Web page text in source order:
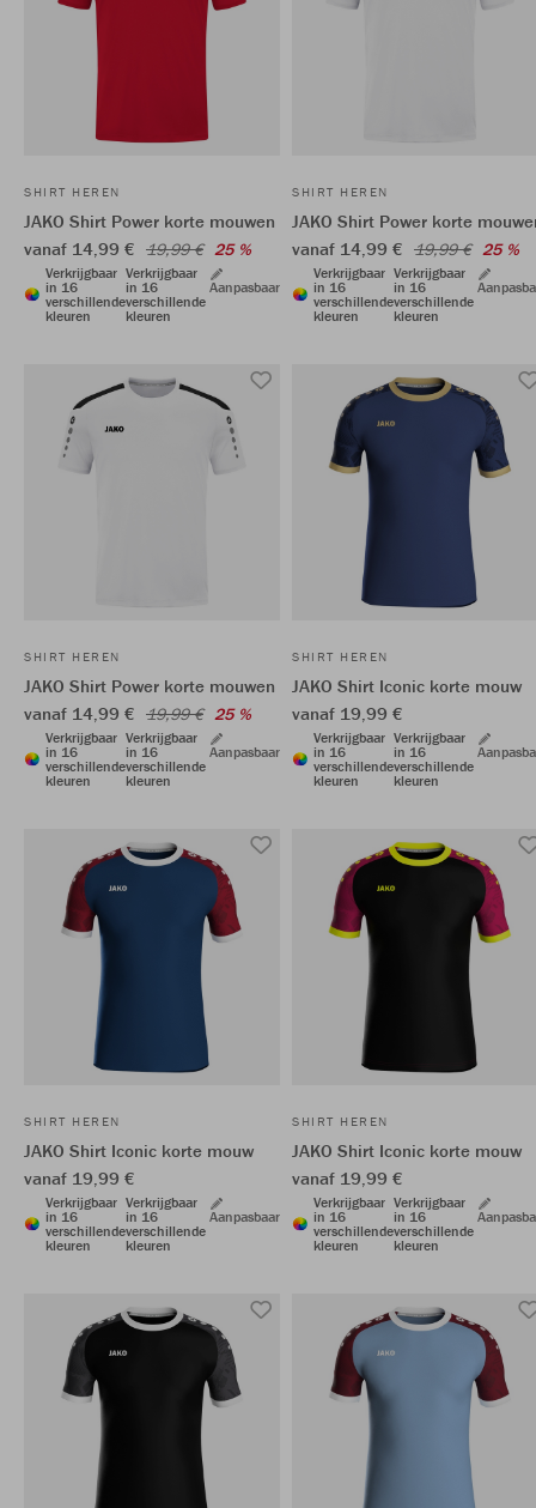
SHIRT HEREN
JAKO Shirt Power korte mouwen
vanaf 14,99 € 19,99 € 25 %
Verkrijgbaar
in 16
verschillende
kleuren
Verkrijgbaar
in 16
verschillende
kleuren
Aanpasbaar
SHIRT HEREN
JAKO Shirt Power korte
vanaf 14,99 € 19,99 € 25 %
Verkrijgbaar
in 16
verschillende
kleuren
Verkrijgbaar
in 16
verschillende
kleuren
SHIRT HEREN
JAKO Shirt Power korte mouwen
vanaf 14,99 € 19,99 € 25 %
Verkrijgbaar
in 16
verschillende
kleuren
Verkrijgbaar
in 16
verschillende
kleuren
Aanpasbaar
SHIRT HEREN
JAKO Shirt Iconic korte mouw
vanaf 19,99 €
Verkrijgbaar
in 16
verschillende
kleuren
Verkrijgbaar
in 16
verschillende
kleuren
SHIRT HEREN
JAKO Shirt Iconic korte mouw
vanaf 19,99 €
Verkrijgbaar
in 16
verschillende
kleuren
Verkrijgbaar
in 16
verschillende
kleuren
Aanpasbaar
SHIRT HEREN
JAKO Shirt Iconic korte mouw
vanaf 19,99 €
Verkrijgbaar
in 16
verschillende
kleuren
Verkrijgbaar
in 16
verschillende
kleuren